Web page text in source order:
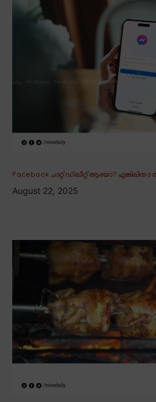
Facebook ചാറ്റ് ഡിലീറ്റ് ആയോ? എങ്കിലിതാ
August 22, 2025